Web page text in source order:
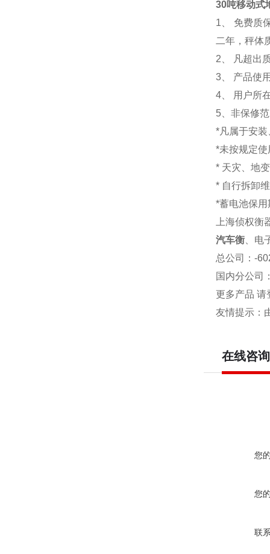
30吨移动式
1 、 免费
二年，秤体
2、 凡超出
3、 产品使
4、 用户所
5、非保修
*凡属于安
*未按规定
* 天灾、地
* 自行拆卸
*蓄电池保用
上海侦权
汽车衡
电
总公司
：-
国内分公司
更多产品 请
友情提示：
在线咨询
您
您
联